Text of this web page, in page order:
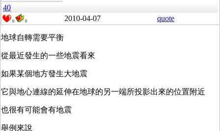
40
0 0 2010-04-07 quote
地球自轉需要平衡
從最近發生的一些地震看來
如果某個地方發生大地震
它與地心連線的延伸在地球的另一端所投影出來的位置附近
也很有可能會有地震
舉例來說